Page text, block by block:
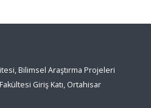
Bilimsel Araştırma Projeleri
Giriş Katı, Ortahisar